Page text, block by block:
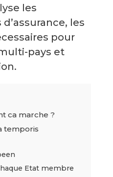
les
les
pour
pays et
ca marche ?
temporis
Etat membre